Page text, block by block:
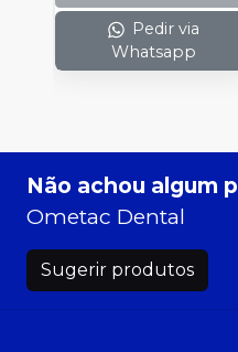
Pedir via
Whatsapp
Não achou algum
Ometac Dental
Sugerir produtos